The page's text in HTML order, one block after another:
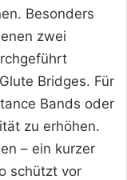
Besonders
zwei
Bridges. Für
Bands oder
zu erhöhen.
– ein kurzer
schützt vor